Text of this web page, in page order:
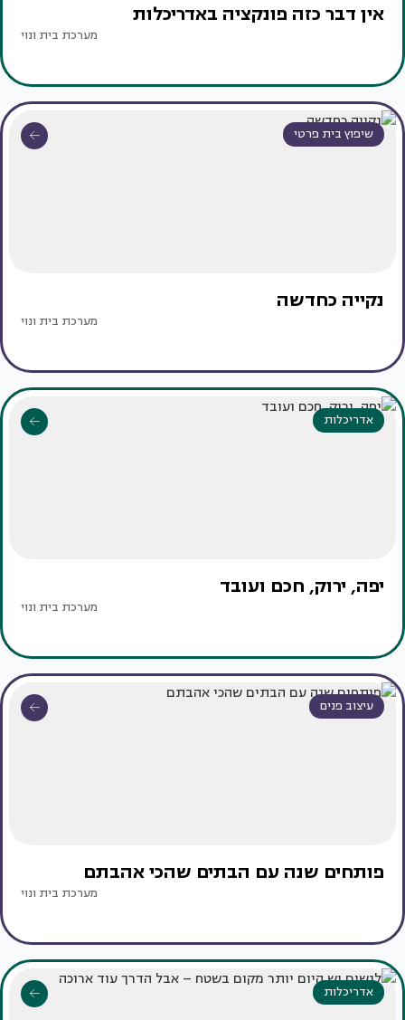
אין דבר כזה פונקציה באדריכלות
מערכת בית ונוי
שיפוץ בית פרטי
נקייה כחדשה
מערכת בית ונוי
אדריכלות
יפה, ירוק, חכם ועובד
מערכת בית ונוי
עיצוב פנים
פותחים שנה עם הבתים שהכי אהבתם
מערכת בית ונוי
אדריכלות